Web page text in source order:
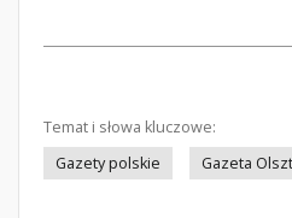
Temat i słowa kluczowe:
Gazety polskie
Gazeta